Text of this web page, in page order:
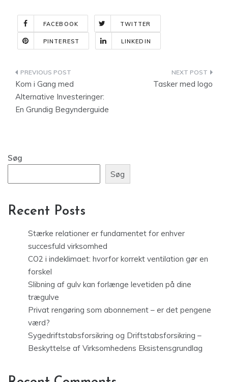
FACEBOOK TWITTER
PINTEREST LINKEDIN
Indlægsnavigation
Kom i Gang med
Alternative Investeringer:
En Grundig Begynderguide
Tasker med logo
Søg
Søg
Recent Posts
Stærke relationer er fundamentet for enhver
succesfuld virksomhed
CO2 i indeklimaet: hvorfor korrekt ventilation gør en
forskel
Slibning af gulv kan forlænge levetiden på dine
trægulve
Privat rengøring som abonnement – er det pengene
værd?
Sygedriftstabsforsikring og Driftstabsforsikring –
Beskyttelse af Virksomhedens Eksistensgrundlag